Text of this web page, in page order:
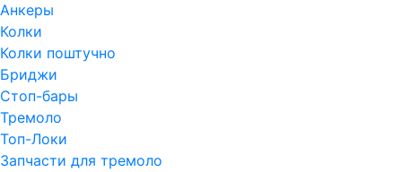
Анкеры
Колки
Колки поштучно
Бриджи
Стоп-бары
Тремоло
Топ-Локи
Запчасти для тремоло